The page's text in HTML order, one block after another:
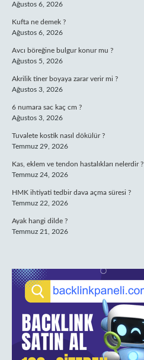
Ağustos 6, 2026
Kufta ne demek ?
Ağustos 6, 2026
Avcı böreğine bulgur konur mu ?
Ağustos 5, 2026
Akrilik tiner boyaya zarar verir mi ?
Ağustos 3, 2026
6 numara sac kaç cm ?
Ağustos 3, 2026
Tuvalete kostik nasıl dökülür ?
Temmuz 29, 2026
Kas, eklem ve tendon hastalıkları nelerdir ?
Temmuz 24, 2026
HMK ihtiyati tedbir dava açma süresi ?
Temmuz 22, 2026
Ayak hangi dilde ?
Temmuz 21, 2026